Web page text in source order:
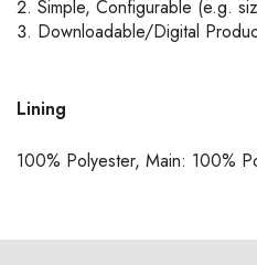
Simple, Configurable (e.g.
Downloadable/Digital
Lining
100% Polyester, Main: 100%